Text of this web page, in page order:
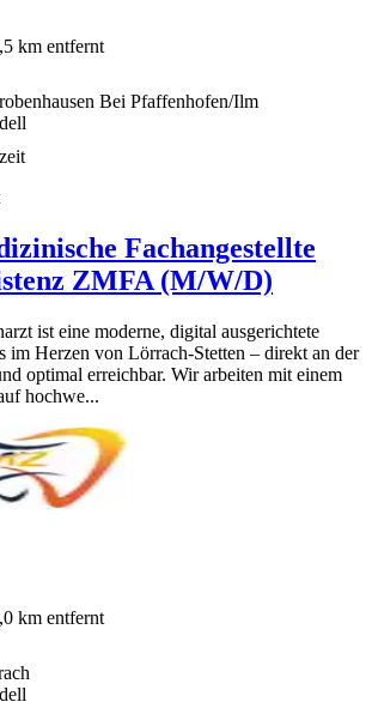
km entfernt
Bei Pfaffenhofen/Ilm
Fachangestellte
ZMFA (M/W/D)
ist eine moderne, digital ausgerichtete
im Herzen von Lörrach-Stetten – direkt an der
optimal erreichbar. Wir arbeiten mit einem
hochwe...
km entfernt